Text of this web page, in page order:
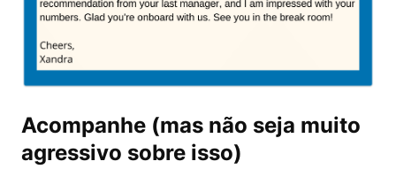
Acompanhe (mas não seja muito
agressivo sobre isso)